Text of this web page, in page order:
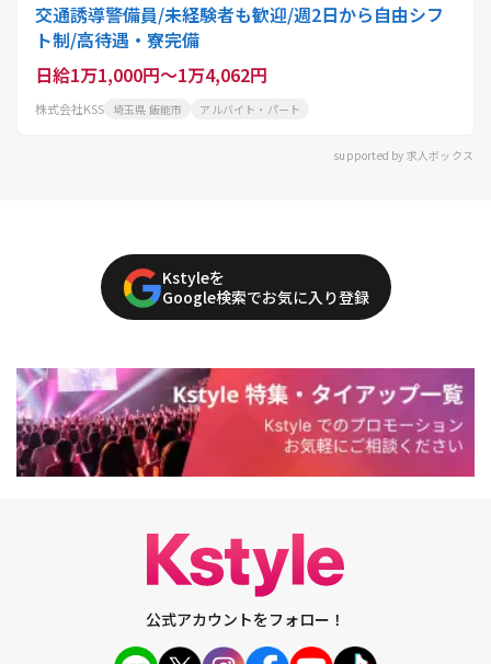
交通誘導警備員/未経験者も歓迎/週2日から自由シフ
ト制/高待遇・寮完備
日給1万1,000円～1万4,062円
株式会社KSS 埼玉県 飯能市 アルバイト・パート
supported by 求人ボックス
Kstyleを
Google検索でお気に入り登録
公式アカウントをフォロー！